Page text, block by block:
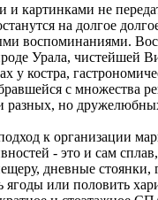
картинками не
на долгое
воспоминаниями.
Урала, чистейшей
у костра,
с множества
разных, но
к организации
- это и сам
дневные стоянки,
ягоды или половить